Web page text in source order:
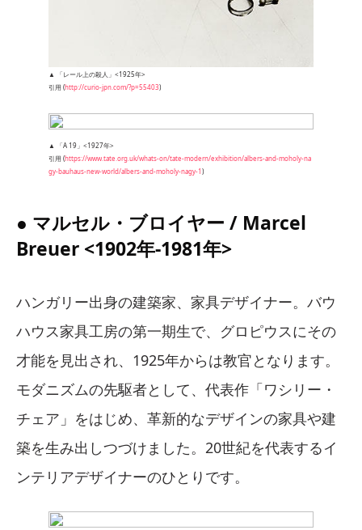
▲ 「レール上の殺人」<1925年>
引用 (http://curio-jpn.com/?p=55403)
▲ 「A 19」<1927年>
引用 (https://www.tate.org.uk/whats-on/tate-modern/exhibition/albers-and-moholy-na
gy-bauhaus-new-world/albers-and-moholy-nagy-1)
● マルセル・ブロイヤー / Marcel
Breuer <1902年-1981年>
ハンガリー出身の建築家、家具デザイナー。バウ
ハウス家具工房の第一期生で、グロピウスにその
才能を見出され、1925年からは教官となります。
モダニズムの先駆者として、代表作「ワシリー・
チェア」をはじめ、革新的なデザインの家具や建
築を生み出しつづけました。20世紀を代表するイ
ンテリアデザイナーのひとりです。